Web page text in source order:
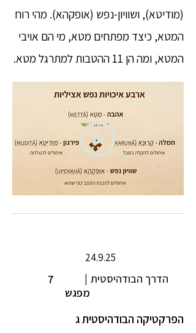
(מודיטא), ושוויון-נפש (אופקהא). מהי רוח
המטא, כיצד מפתחים מטא, מי הם אויבי
המטא, ומה הן 11 ההטבות למתרגל מטא.
24.9.25
הדרך הבודהיסטית 7
|
מפגש
הפרקטיקה הבודהיסטית ג